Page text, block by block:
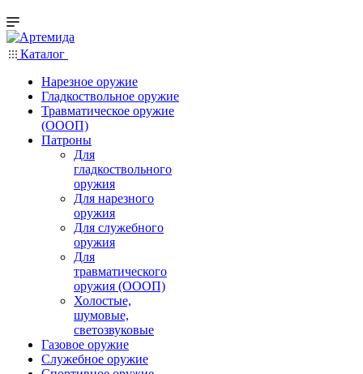
Каталог
Нарезное оружие
Гладкоствольное оружие
Травматическое оружие
(ОООП)
Патроны
Для
гладкоствольного
оружия
Для нарезного
оружия
Для служебного
оружия
Для
травматического
оружия (ОООП)
Холостые,
шумовые,
светозвуковые
Газовое оружие
Служебное оружие